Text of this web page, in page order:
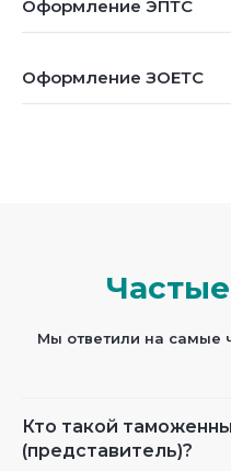
Оформление ЭПТС
Оформление ЗОЕТС
Мы ответили на самые
Кто такой
(представитель)?